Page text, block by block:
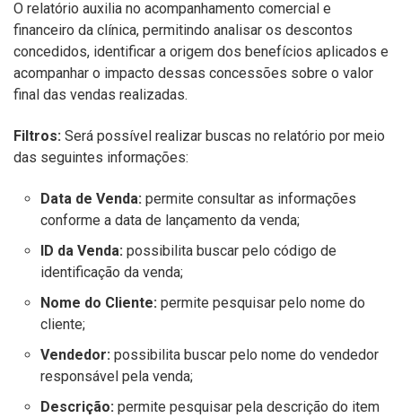
O relatório auxilia no acompanhamento comercial e
financeiro da clínica, permitindo analisar os descontos
concedidos, identificar a origem dos benefícios aplicados e
acompanhar o impacto dessas concessões sobre o valor
final das vendas realizadas.
Filtros: Será possível realizar buscas no relatório por meio
das seguintes informações:
Data de Venda: permite consultar as informações
conforme a data de lançamento da venda;
ID da Venda: possibilita buscar pelo código de
identificação da venda;
Nome do Cliente: permite pesquisar pelo nome do
cliente;
Vendedor: possibilita buscar pelo nome do vendedor
responsável pela venda;
Descrição: permite pesquisar pela descrição do item